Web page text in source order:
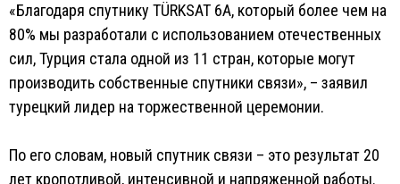
«Благодаря спутнику TÜRKSAT 6A, который более чем на
80% мы разработали с использованием отечественных
сил, Турция стала одной из 11 стран, которые могут
производить собственные спутники связи», – заявил
турецкий лидер на торжественной церемонии.
По его словам, новый спутник связи – это результат 20
лет кропотливой, интенсивной и напряженной работы.